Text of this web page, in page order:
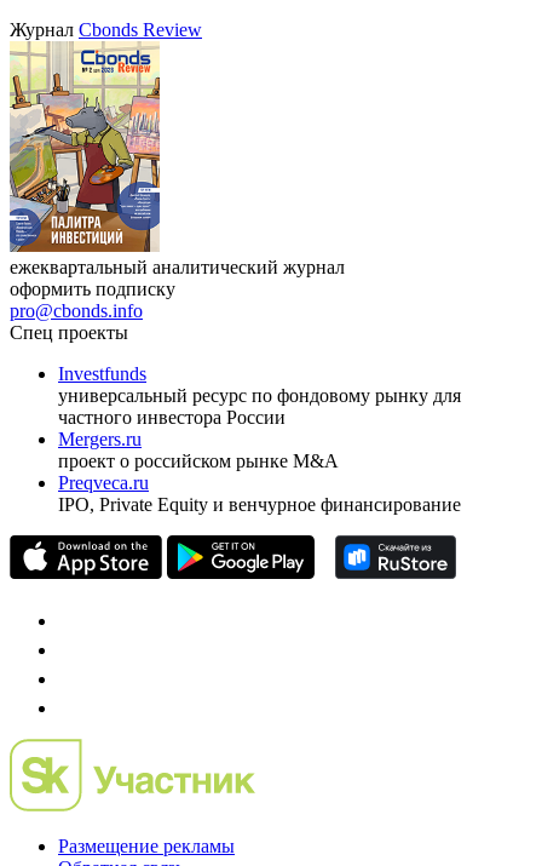
Журнал Cbonds Review
ежеквартальный аналитический журнал
оформить подписку
pro@cbonds.info
Спец проекты
Investfunds
универсальный ресурс по фондовому рынку для
частного инвестора России
Mergers.ru
проект о российском рынке M&A
Preqveca.ru
IPO, Private Equity и венчурное финансирование
Размещение рекламы